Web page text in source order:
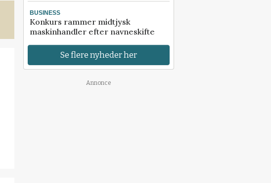
BUSINESS
Konkurs rammer midtjysk
maskinhandler efter navneskifte
Se flere nyheder her
Annonce